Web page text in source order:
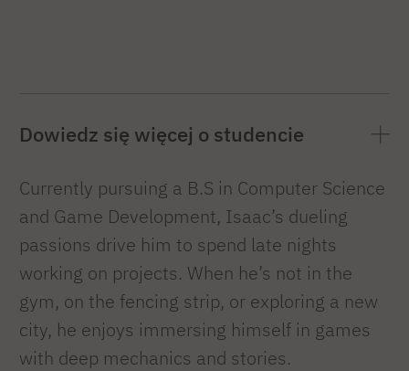
Dowiedz się więcej o studencie
Currently pursuing a B.S in Computer Science
and Game Development, Isaac’s dueling
passions drive him to spend late nights
working on projects. When he’s not in the
gym, on the fencing strip, or exploring a new
city, he enjoys immersing himself in games
with deep mechanics and stories.